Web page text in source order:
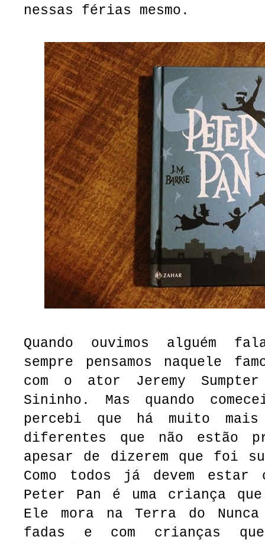
nessas férias mesmo.
Quando ouvimos alguém
sempre pensamos naquele
com o ator Jeremy
Sininho. Mas quando
percebi que há muito
diferentes que não estão
apesar de dizerem que foi
Como todos já devem estar
Peter Pan é uma criança
Ele mora na Terra do Nunca
fadas e com crianças